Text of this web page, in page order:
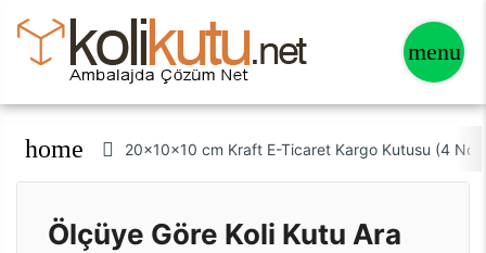
home 20x10x10 cm Kraft E-Ticaret Kargo Kutusu (4
Ölçüye Göre Koli Kutu Ara